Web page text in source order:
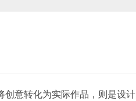
意转化为实际作品，则是设